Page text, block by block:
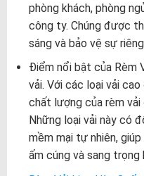
phòng khách, phòng
công ty. Chúng được
sáng và bảo vệ sự
Điểm nổi bật của Rèm
vải. Với các loại vải
chất lượng của rèm
Những loại vải này có
mềm mại tự nhiên,
ấm cúng và sang trọng